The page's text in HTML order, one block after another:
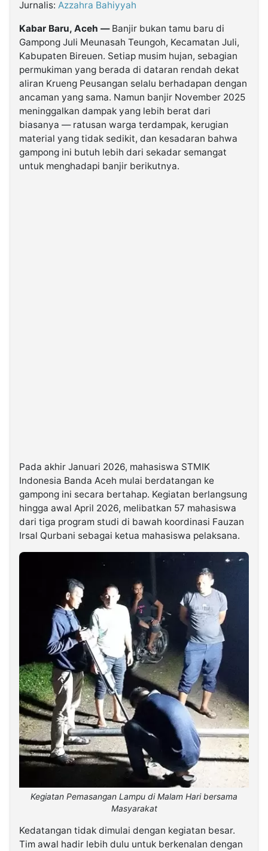
Kabarbaru.co
2026
Media
Holding
Jurnalis: Azzahra Bahiyyah
Kabar Baru, Aceh —Banjir bukan tamu baru di
Gampong Juli Meunasah Teungoh, Kecamatan Juli,
Kabupaten Bireuen. Setiap musim hujan, sebagian
permukiman yang berada di dataran rendah dekat
aliran Krueng Peusangan selalu berhadapan dengan
ancaman yang sama. Namun banjir November 2025
meninggalkan dampak yang lebih berat dari
biasanya — ratusan warga terdampak, kerugian
material yang tidak sedikit, dan kesadaran bahwa
gampong ini butuh lebih dari sekadar semangat
untuk menghadapi banjir berikutnya.
Pada akhir Januari 2026, mahasiswa STMIK
Indonesia Banda Aceh mulai berdatangan ke
gampong ini secara bertahap. Kegiatan berlangsung
hingga awal April 2026, melibatkan 57 mahasiswa
dari tiga program studi di bawah koordinasi Fauzan
Irsal Qurbani sebagai ketua mahasiswa pelaksana.
Kegiatan Pemasangan Lampu di Malam Hari bersama
Masyarakat
Kedatangan tidak dimulai dengan kegiatan besar.
Tim awal hadir lebih dulu untuk berkenalan dengan